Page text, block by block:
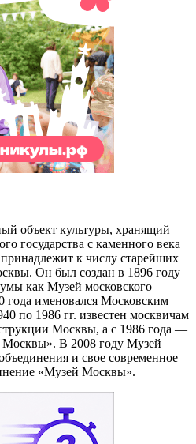
объект культуры, хранящий
государства с каменного века
к числу старейших
Он был создан в 1896 году
как Музей московского
года именовался Московским
по 1986 гг. известен москвичам
Москвы, а с 1986 года —
Москвы». В 2008 году Музей
и свое современное
«Музей Москвы».